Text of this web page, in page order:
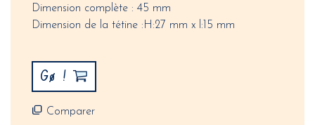
Dimension complète : 45 mm
Dimension de la tétine :H:27 mm x l:15 mm
Gø !
Comparer